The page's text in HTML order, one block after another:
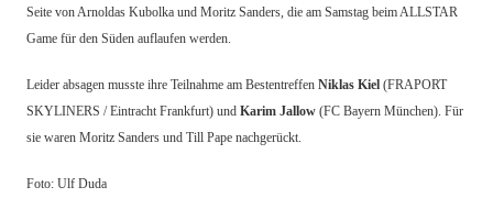
Seite von Arnoldas Kubolka und Moritz Sanders, die am Samstag beim ALLSTAR
Game für den Süden auflaufen werden.
Leider absagen musste ihre Teilnahme am Bestentreffen Niklas Kiel (FRAPORT
SKYLINERS / Eintracht Frankfurt) und Karim Jallow (FC Bayern München). Für
sie waren Moritz Sanders und Till Pape nachgerückt.
Foto: Ulf Duda